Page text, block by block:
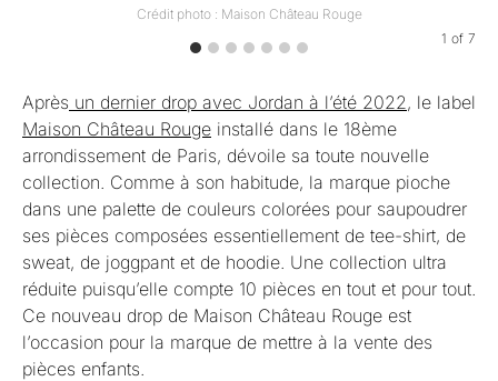
Crédit photo : Maison Château Rouge
1 of 7
Après un dernier drop avec Jordan à l’été 2022, le label
Maison Château Rouge installé dans le 18ème
arrondissement de Paris, dévoile sa toute nouvelle
collection. Comme à son habitude, la marque pioche
dans une palette de couleurs colorées pour saupoudrer
ses pièces composées essentiellement de tee-shirt, de
sweat, de joggpant et de hoodie. Une collection ultra
réduite puisqu’elle compte 10 pièces en tout et pour tout.
Ce nouveau drop de Maison Château Rouge est
l’occasion pour la marque de mettre à la vente des
pièces enfants.